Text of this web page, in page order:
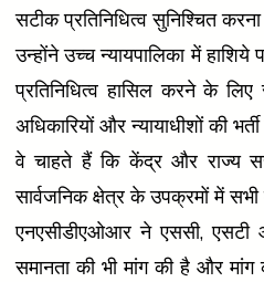
सटीक प्रतिनिधित्व सुनिश्चित
उन्होंने उच्च न्यायपालिका में
प्रतिनिधित्व हासिल करने के
अधिकारियों और न्यायाधीशों की
वे चाहते हैं कि केंद्र और राज्य
सार्वजनिक क्षेत्र के उपक्रमों में सभी
एनएसीडीएओआर ने एससी,
समानता की भी मांग की है और मांग